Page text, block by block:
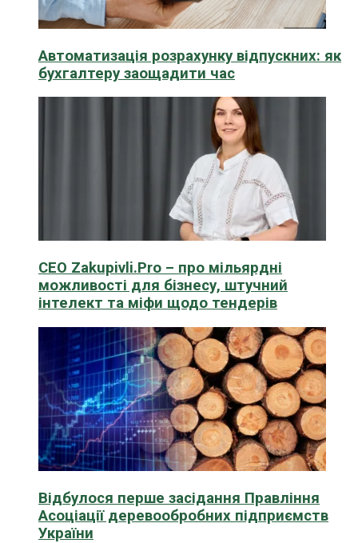
Автоматизація розрахунку відпускних: як
бухгалтеру заощадити час
CEO Zakupivli.Pro – про мільярдні
можливості для бізнесу, штучний
інтелект та міфи щодо тендерів
Відбулося перше засідання Правління
Асоціації деревообробних підприємств
України